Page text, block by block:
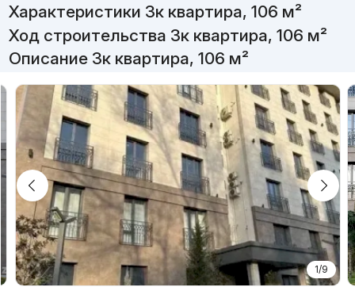
Характеристики 3к квартира, 106 м²
Ход строительства 3к квартира, 106 м²
Описание 3к квартира, 106 м²
1/9